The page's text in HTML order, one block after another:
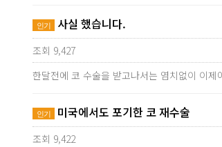
인기 사실 했습니다.
조회 9,427
한달전에 코 수술을 받고나서는 염치없이 이
인기 미국에서도 포기한 코 재수술
조회 9,422